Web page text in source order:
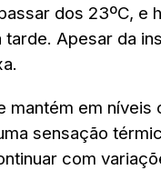
dos 23ºC, e
tarde. Apesar da
mantém em
sensação
com